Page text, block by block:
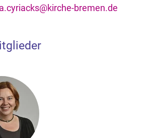
bremen.de